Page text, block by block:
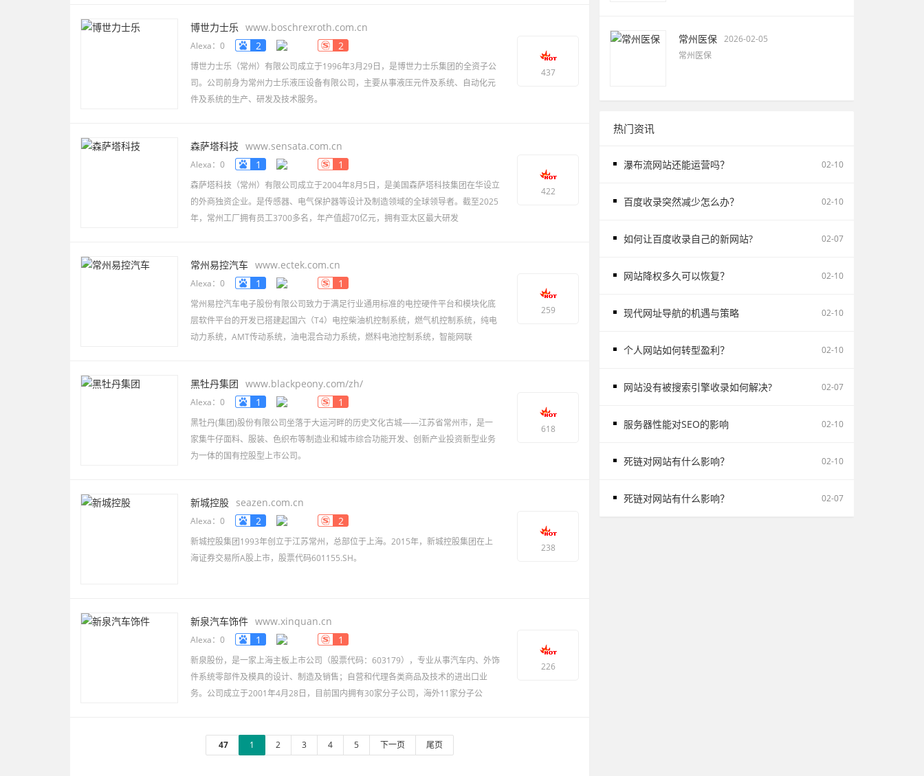
博世力士乐 www.boschrexroth.com.cn
Alexa：0 2 2
博世力士乐（常州）有限公司成立于1996年3月29日，是博世力士乐集团的全资子公
司。公司前身为常州力士乐液压设备有限公司，主要从事液压元件及系统、自动化元
件及系统的生产、研发及技术服务。
437
森萨塔科技 www.sensata.com.cn
Alexa：0 1 1
森萨塔科技（常州）有限公司成立于2004年8月5日，是美国森萨塔科技集团在华设立
的外商独资企业。是传感器、电气保护器等设计及制造领域的全球领导者。截至2025
年，常州工厂拥有员工3700多名，年产值超70亿元，拥有亚太区最大研发
422
常州易控汽车 www.ectek.com.cn
Alexa：0 1 1
常州易控汽车电子股份有限公司致力于满足行业通用标准的电控硬件平台和模块化底
层软件平台的开发已搭建起国六（T4）电控柴油机控制系统，燃气机控制系统，纯电
动力系统，AMT传动系统，油电混合动力系统，燃料电池控制系统，智能网联
259
黑牡丹集团 www.blackpeony.com/zh/
Alexa：0 1 1
黑牡丹(集团)股份有限公司坐落于大运河畔的历史文化古城——江苏省常州市，是一
家集牛仔面料、服装、色织布等制造业和城市综合功能开发、创新产业投资新型业务
为一体的国有控股型上市公司。
618
新城控股 seazen.com.cn
Alexa：0 2 2
新城控股集团1993年创立于江苏常州，总部位于上海。2015年，新城控股集团在上
海证券交易所A股上市，股票代码601155.SH。
238
新泉汽车饰件 www.xinquan.cn
Alexa：0 1 1
新泉股份，是一家上海主板上市公司（股票代码：603179），专业从事汽车内、外饰
件系统零部件及模具的设计、制造及销售；自营和代理各类商品及技术的进出口业
务。公司成立于2001年4月28日，目前国内拥有30家分子公司，海外11家分子公
226
47 1 2 3 4 5 下一页 尾页
常州医保 2026-02-05
常州医保
热门资讯
瀑布流网站还能运营吗？ 02-10
百度收录突然减少怎么办？ 02-10
如何让百度收录自己的新网站? 02-07
网站降权多久可以恢复？ 02-10
现代网址导航的机遇与策略 02-10
个人网站如何转型盈利？ 02-10
网站没有被搜索引擎收录如何解决? 02-07
服务器性能对SEO的影响 02-10
死链对网站有什么影响？ 02-10
死链对网站有什么影响？ 02-07